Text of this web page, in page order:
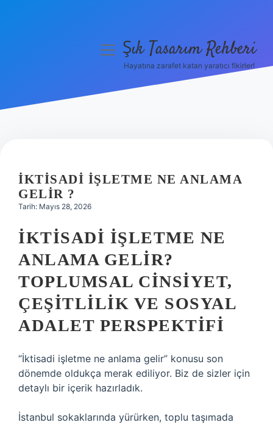
Hakkımızda
menüyüŞık Tasarım Rehberi
Hayatına zarafet katan yaratıcı fikirler!
İKTISADI IŞLETME NE ANLAMA
GELIR ?
Tarih: Mayıs 28, 2026
İKTISADI İŞLETME NE
ANLAMA GELIR?
TOPLUMSAL CINSIYET,
ÇEŞITLILIK VE SOSYAL
ADALET PERSPEKTIFI
“İktisadi işletme ne anlama gelir” konusu son
dönemde oldukça merak ediliyor. Biz de sizler için
detaylı bir içerik hazırladık.
İstanbul sokaklarında yürürken, toplu taşımada